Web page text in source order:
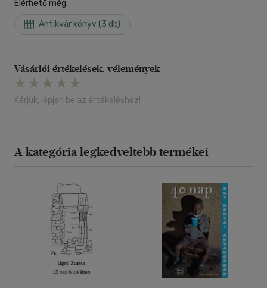
Elérhető még:
Antikvár könyv (3 db)
Vásárlói értékelések, vélemények
Kérjük, lépjen be az értékeléshez!
A kategória legkedveltebb termékei